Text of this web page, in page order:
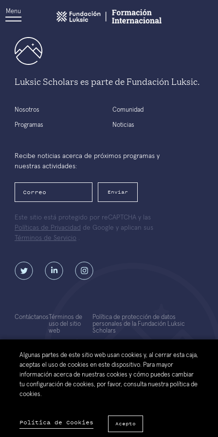
Menu
Luksic Scholars es parte de Fundación Luksic.
Nosotros
Programas
Comunidad
Noticias
Recibe noticias acerca de próximos programas y
nuestras actividades:
Enviar
Este sitio está protegido por reCAPTCHA y las
Políticas de Privacidad de Google y aplican sus
Términos de Servicio .
© 2026 Fundación Luksic Scholars. Todos los Derechos Reservados
Contáctanos Términos de
uso del sitio
web
Política de protección de datos
personales de la Fundación Luksic
Scholars
Algunas partes de este sitio web usan cookies y, al cerrar esta caja,
aceptas el uso de cookies en este dispositivo. Para mayor
información acerca de nuestras cookies y cómo puedes cambiar
tu configuración de cookies, por favor, consulta nuestra política de
cookies.
Política de Cookies Acepto